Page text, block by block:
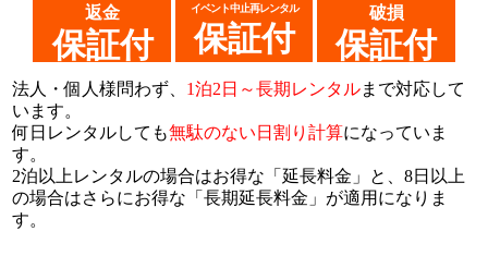
返金
保証付
イベント中止再レンタル
保証付
破損
保証付
法人・個人様問わず、 1泊2日～長期レンタルまで対応して
います。
何日レンタルしても無駄のない日割り計算になっていま
す。
2泊以上レンタルの場合はお得な「延長料金」と、8日以上
の場合はさらにお得な「長期延長料金」が適用になりま
す。